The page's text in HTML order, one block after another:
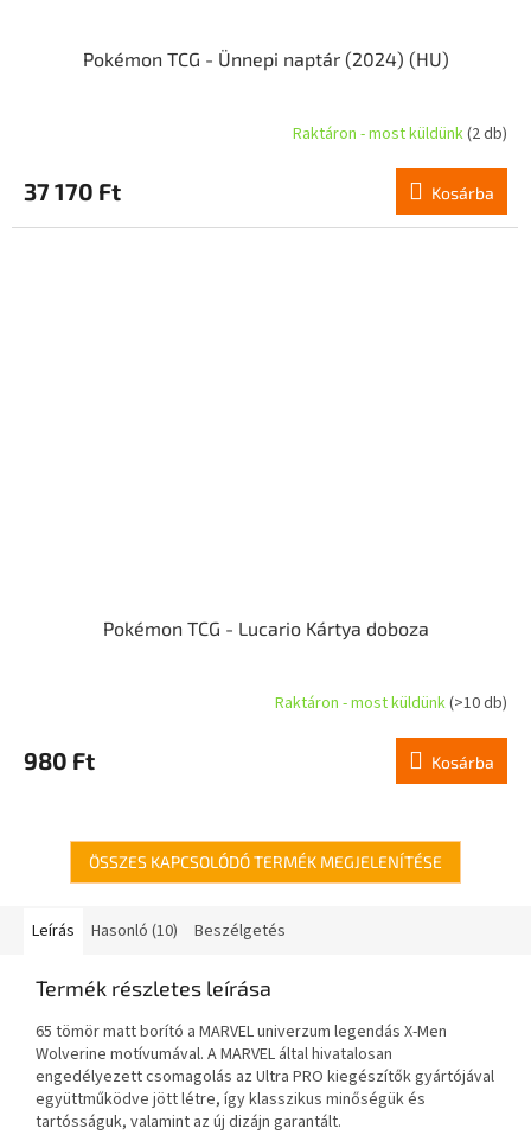
Pokémon TCG - Ünnepi naptár (2024) (HU)
Raktáron - most küldünk(2 db)
37 170 Ft Kosárba
Pokémon TCG - Lucario Kártya doboza
Raktáron - most küldünk(>10 db)
980 Ft Kosárba
ÖSSZES KAPCSOLÓDÓ TERMÉK MEGJELENÍTÉSE
Leírás Hasonló (10) Beszélgetés
Termék részletes leírása
65 tömör matt borító a MARVEL univerzum legendás X-Men
Wolverine motívumával. A MARVEL által hivatalosan
engedélyezett csomagolás az Ultra PRO kiegészítők gyártójával
együttműködve jött létre, így klasszikus minőségük és
tartósságuk, valamint az új dizájn garantált.